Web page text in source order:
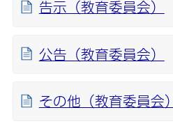
告示（教育委員会）
公告（教育委員会）
その他（教育委員会）